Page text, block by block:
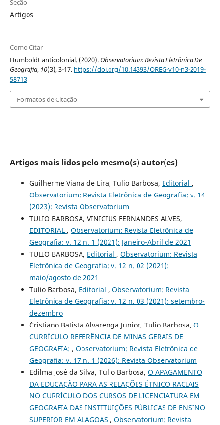
Seção
Artigos
Como Citar
Humboldt anticolonial. (2020). Observatorium: Revista Eletrônica De
Geografia, 10(3), 3-17. https://doi.org/10.14393/OREG-v10-n3-2019-
58713
Formatos de Citação
Artigos mais lidos pelo mesmo(s) autor(es)
Guilherme Viana de Lira, Tulio Barbosa, Editorial ,
Observatorium: Revista Eletrônica de Geografia: v. 14
(2023): Revista Observatorium
TULIO BARBOSA, VINICIUS FERNANDES ALVES,
EDITORIAL , Observatorium: Revista Eletrônica de
Geografia: v. 12 n. 1 (2021): Janeiro-Abril de 2021
TULIO BARBOSA, Editorial , Observatorium: Revista
Eletrônica de Geografia: v. 12 n. 02 (2021):
maio/agosto de 2021
Tulio Barbosa, Editorial , Observatorium: Revista
Eletrônica de Geografia: v. 12 n. 03 (2021): setembro-
dezembro
´Cristiano Batista Alvarenga Junior, Tulio Barbosa, O
CURRÍCULO REFERÊNCIA DE MINAS GERAIS DE
GEOGRAFIA: , Observatorium: Revista Eletrônica de
Geografia: v. 17 n. 1 (2026): Revista Observatorium
Edilma José da Silva, Tulio Barbosa, O APAGAMENTO
DA EDUCAÇÃO PARA AS RELAÇÕES ÉTNICO RACIAIS
NO CURRÍCULO DOS CURSOS DE LICENCIATURA EM
GEOGRAFIA DAS INSTITUIÇÕES PÚBLICAS DE ENSINO
SUPERIOR EM ALAGOAS , Observatorium: Revista